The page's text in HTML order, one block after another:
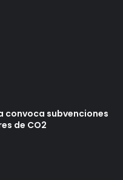
convoca subvenciones
de CO2